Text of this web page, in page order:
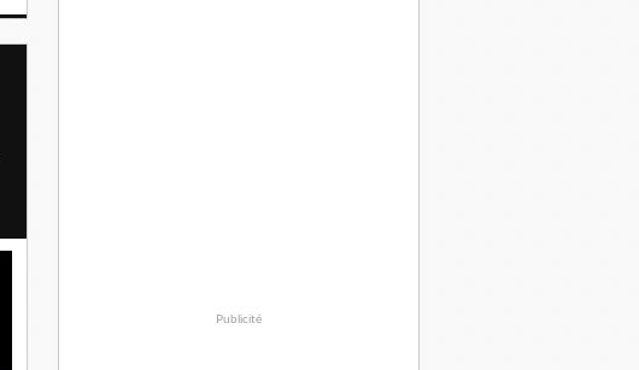
Publicité